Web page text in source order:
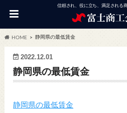
信頼され、役に立ち、満足される
HOME 静岡県の最低賃金
2022.12.01
静岡県の最低賃金
静岡県の最低賃金